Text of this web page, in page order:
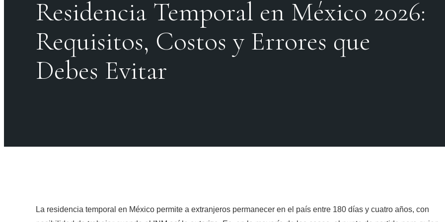
Residencia Temporal en México 2026:
Requisitos, Costos y Errores que
Debes Evitar
La residencia temporal en México permite a extranjeros permanecer en el país entre 180 días y cuatro años, con